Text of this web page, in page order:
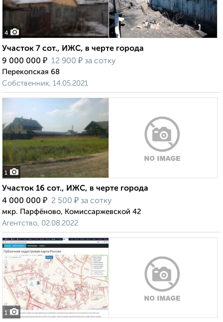
4
Участок 7 сот., ИЖС, в черте города
9 000 000 ₽ 12 900 ₽ за сотку
Перекопская 68
Собственник, 14.05.2021
1
Участок 16 сот., ИЖС, в черте города
4 000 000 ₽ 2 500 ₽ за сотку
мкр. Парфёново, Комиссаржевской 42
Агентство, 02.08.2022
1